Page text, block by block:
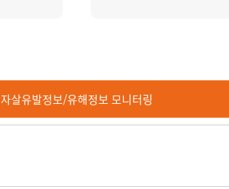
자살유발정보/유해정보 모니터링